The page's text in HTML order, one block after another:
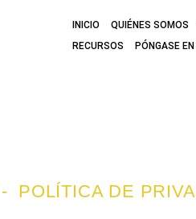
INICIO QUIÉNES SOMOS
RECURSOS
PÓNGASE
- POLÍTICA DE